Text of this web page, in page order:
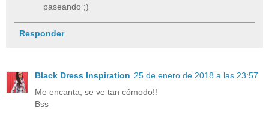
paseando ;)
Responder
Black Dress Inspiration 25 de enero de 2018 a las 23:57
Me encanta, se ve tan cómodo!!
Bss